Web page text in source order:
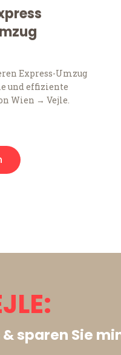
Express-Umzug
und effiziente
Wien → Vejle.
& sparen Sie